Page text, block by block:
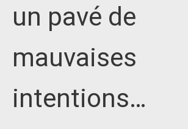
un pavé de
mauvaises
intentions…